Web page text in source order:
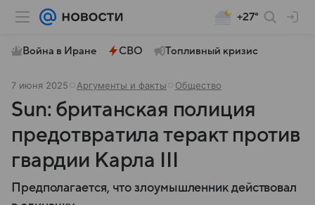
+27°
Война в Иране СВО Топливный кризис
7 июня 2025 Аргументы и факты Общество
Sun: британская полиция
предотвратила теракт против
гвардии Карла III
Предполагается, что злоумышленник действовал